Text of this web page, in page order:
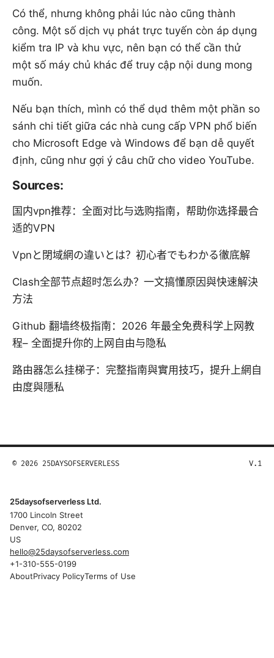
Có thể, nhưng không phải lúc nào cũng thành
công. Một số dịch vụ phát trực tuyến còn áp dụng
kiểm tra IP và khu vực, nên bạn có thể cần thử
một số máy chủ khác để truy cập nội dung mong
muốn.
Nếu bạn thích, mình có thể dụd thêm một phần so
sánh chi tiết giữa các nhà cung cấp VPN phổ biến
cho Microsoft Edge và Windows để bạn dễ quyết
định, cũng như gợi ý câu chữ cho video YouTube.
Sources:
国内vpn推荐：全面对比与选购指南，帮助你选择最合
适的VPN
Vpnと閉域網の違いとは？初心者でもわかる徹底解
Clash全部节点超时怎么办？一文搞懂原因與快速解決
方法
Github 翻墙终极指南：2026 年最全免费科学上网教
程– 全面提升你的上网自由与隐私
路由器怎么挂梯子：完整指南與實用技巧，提升上網自
由度與隱私
© 2026 25DAYSOFSERVERLESS V.1
25daysofserverless Ltd.
1700 Lincoln Street
Denver, CO, 80202
US
hello@25daysofserverless.com
+1-310-555-0199
AboutPrivacy PolicyTerms of Use